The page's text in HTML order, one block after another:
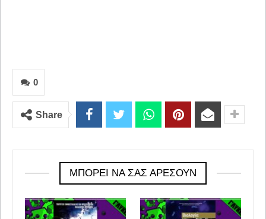
0
Share
ΜΠΟΡΕΊ ΝΑ ΣΑΣ ΑΡΈΣΟΥΝ